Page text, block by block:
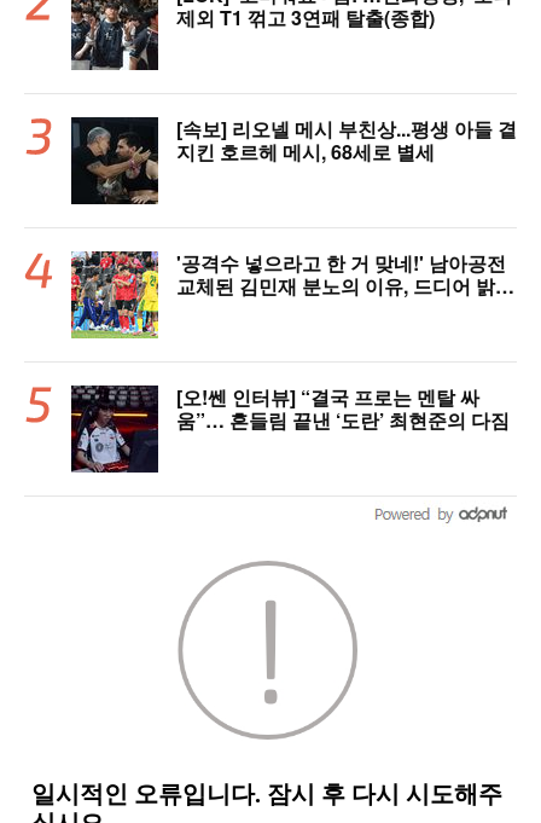
제외 T1 꺾고 3연패 탈출(종합)
[속보] 리오넬 메시 부친상...평생 아들 곁
지킨 호르헤 메시, 68세로 별세
'공격수 넣으라고 한 거 맞네!' 남아공전
교체된 김민재 분노의 이유, 드디어 밝혀
[오!쎈 인터뷰] “결국 프로는 멘탈 싸
움”… 흔들림 끝낸 ‘도란’ 최현준의 다짐